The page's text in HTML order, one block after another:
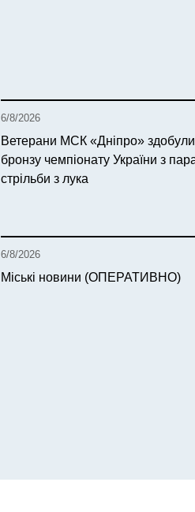
6/8/2026
Ветерани МСК «Дніпро» здобули
бронзу чемпіонату України з
стрільби з лука
6/8/2026
Міські новини (ОПЕРАТИВНО)